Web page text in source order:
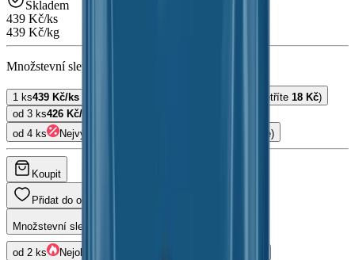
Skladem
439 Kč/ks
439 Kč/kg
Množstevní sleva
1 ks439 Kč/ks (ušetříte 18 Kč)
od 3 ks426 Kč/
od 4 ks
Nejvýhodnější a více)
Koupit
Přidat do oblíbených
Množstevní sleva
od 2 ks Nejoblíbenější